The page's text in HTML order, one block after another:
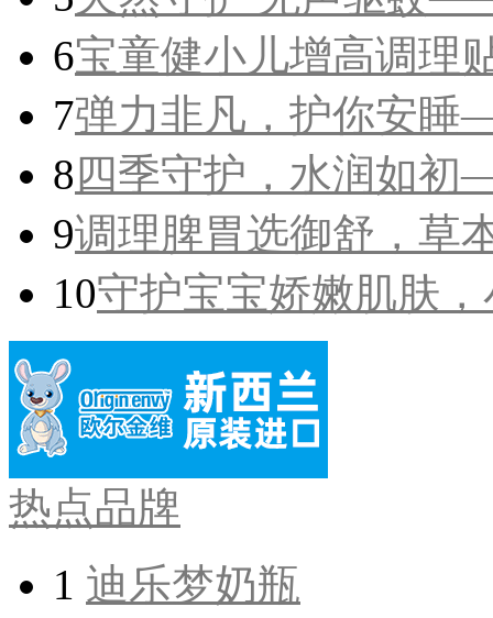
6宝童健小儿增高调理
7弹力非凡，护你安
8 四季守护，水润如
9调理脾胃选御舒，草
10守护宝宝娇嫩肌肤
热点品牌
1 迪乐梦奶瓶